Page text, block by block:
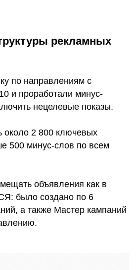
рекламных
по направлениям с
и проработали минус-
нецелевые показы.
около 2 800 ключевых
500 минус-слов по всем
объявления как в
было создано по 6
а также Мастер кампаний